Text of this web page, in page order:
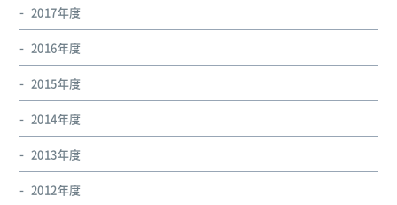
2017年度
2016年度
2015年度
2014年度
2013年度
2012年度